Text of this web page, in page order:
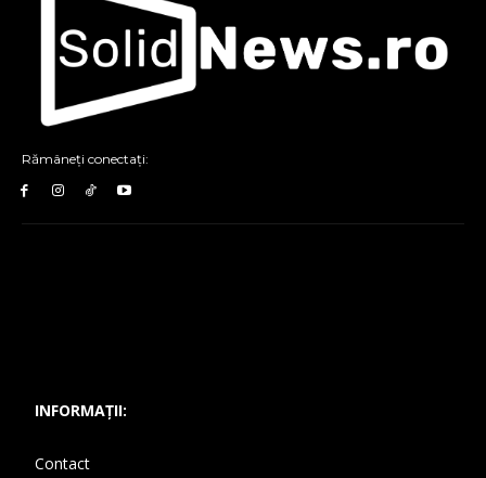
Rămâneți conectați:
INFORMAȚII:
Contact